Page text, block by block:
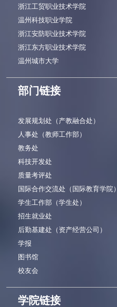
浙江工贸职业技术学院
温州科技职业学院
浙江安防职业技术学院
浙江东方职业技术学院
温州城市大学
部门链接
发展规划处（产教融合处）
人事处（教师工作部）
教务处
科技开发处
质量考评处
国际合作交流处（国际教育学院）
学生工作部（学生处）
招生就业处
后勤基建处（资产经营公司）
学报
图书馆
校友会
学院链接